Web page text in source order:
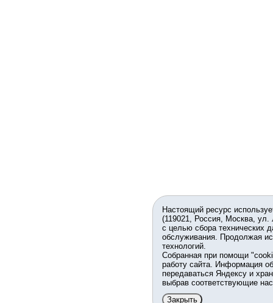
Настоящий ресурс
(119021, Россия, Москва,
с целью сбора технических
обслуживания. Продолжая
технологий.
Собранная при помощи
работу сайта. Информация
передаваться Яндексу и
выбрав соответствующие
Закрыть